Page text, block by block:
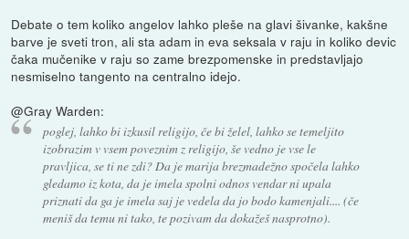
Debate o tem koliko angelov lahko pleše na glavi šivanke, kakšne
barve je sveti tron, ali sta adam in eva seksala v raju in koliko devic
čaka mučenike v raju so zame brezpomenske in predstavljajo
nesmiselno tangento na centralno idejo.
@Gray Warden:
poglej, lahko bi izkusil religijo, če bi želel, lahko se temeljito
izobrazim v vsem poveznim z religijo, še vedno je vse le
pravljica, se ti ne zdi? Da je marija brezmadežno spočela lahko
gledamo iz kota, da je imela spolni odnos vendar ni upala
priznati da ga je imela saj je vedela da jo bodo kamenjali.... (če
meniš da temu ni tako, te pozivam da dokažeš nasprotno).